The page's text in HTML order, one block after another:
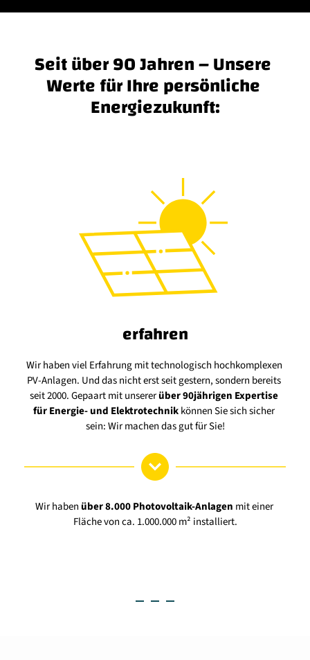
Seit über 90 Jahren – Unsere
Werte für Ihre persönliche
Energiezukunft:
erfahren
Wir haben viel Erfahrung mit technologisch hochkomplexen
PV-Anlagen. Und das nicht erst seit gestern, sondern bereits
seit 2000. Gepaart mit unserer über 90jährigen Expertise
für Energie- und Elektrotechnik können Sie sich sicher
sein: Wir machen das gut für Sie!
Wir haben über 8.000 Photovoltaik-Anlagen mit einer
Fläche von ca. 1.000.000 m² installiert.